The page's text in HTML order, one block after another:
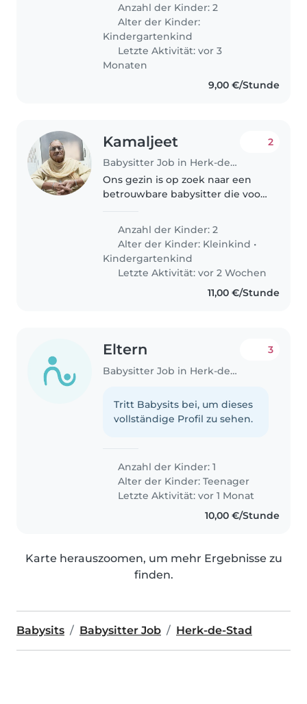
zijn creatief bezig.
Anzahl der Kinder: 2
Alter der Kinder:
Kindergartenkind
Letzte Aktivität: vor 3
Monaten
9,00 €/Stunde
Kamaljeet
Babysitter Job in Herk-de-Stad
2
Ons gezin is op zoek naar een
betrouwbare babysitter die voor
een 8 jarige kan zorgen. We
hebben een babysitter nodig
om 6 tot 8 in ochtend.
Anzahl der Kinder: 2
Alter der Kinder: Kleinkind •
Kindergartenkind
Letzte Aktivität: vor 2 Wochen
11,00 €/Stunde
Eltern
Babysitter Job in Herk-de-Stad
3
Tritt Babysits bei, um dieses
vollständige Profil zu sehen.
Anzahl der Kinder: 1
Alter der Kinder:Teenager
Letzte Aktivität: vor 1 Monat
10,00 €/Stunde
Karte herauszoomen, um mehr Ergebnisse zu
finden.
Babysits Babysitter Job Herk-de-Stad